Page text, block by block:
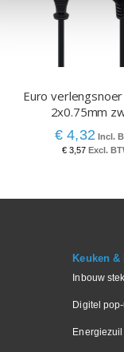
Euro
2x0.75mm
€ 4,32
€ 3,57
Keuken &
Inbouw
Digitel